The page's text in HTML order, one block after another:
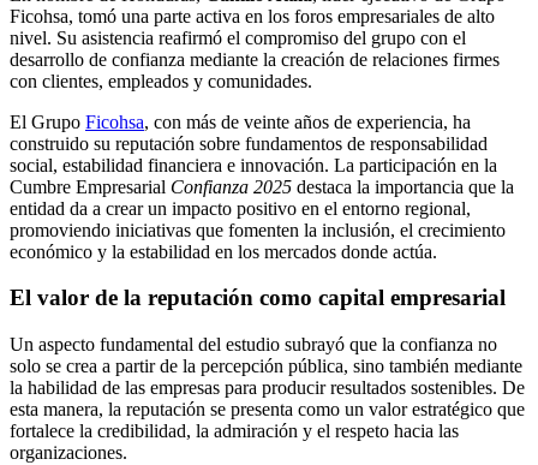
Ficohsa, tomó una parte activa en los foros empresariales de alto
nivel. Su asistencia reafirmó el compromiso del grupo con el
desarrollo de confianza mediante la creación de relaciones firmes
con clientes, empleados y comunidades.
El Grupo Ficohsa, con más de veinte años de experiencia, ha
construido su reputación sobre fundamentos de responsabilidad
social, estabilidad financiera e innovación. La participación en la
Cumbre Empresarial Confianza 2025 destaca la importancia que la
entidad da a crear un impacto positivo en el entorno regional,
promoviendo iniciativas que fomenten la inclusión, el crecimiento
económico y la estabilidad en los mercados donde actúa.
El valor de la reputación como capital empresarial
Un aspecto fundamental del estudio subrayó que la confianza no
solo se crea a partir de la percepción pública, sino también mediante
la habilidad de las empresas para producir resultados sostenibles. De
esta manera, la reputación se presenta como un valor estratégico que
fortalece la credibilidad, la admiración y el respeto hacia las
organizaciones.